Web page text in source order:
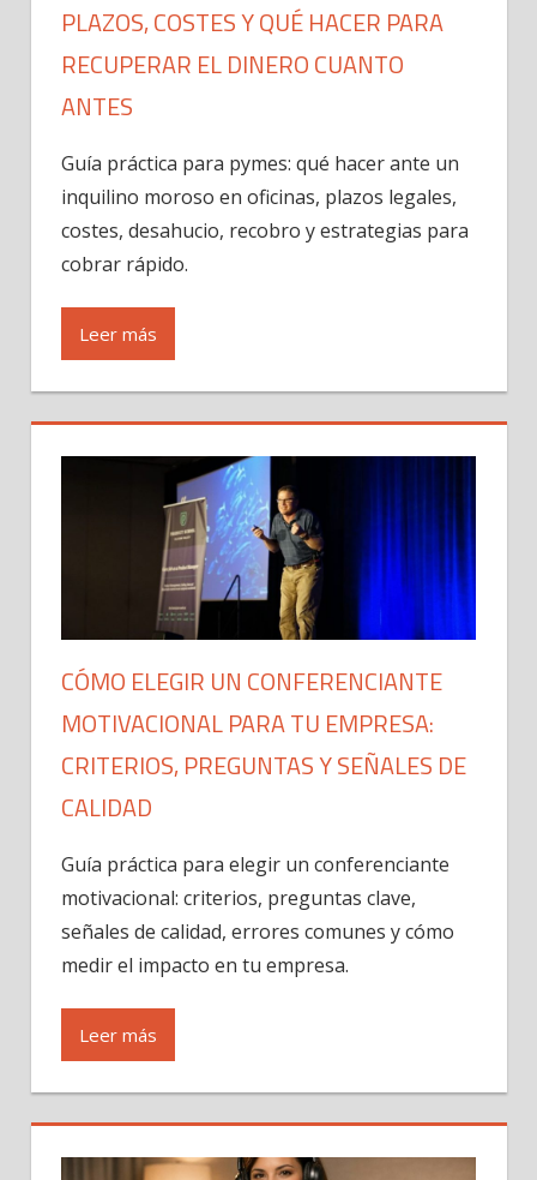
PLAZOS, COSTES Y QUÉ HACER PARA
RECUPERAR EL DINERO CUANTO
ANTES
Guía práctica para pymes: qué hacer ante un
inquilino moroso en oficinas, plazos legales,
costes, desahucio, recobro y estrategias para
cobrar rápido.
Leer más
CÓMO ELEGIR UN CONFERENCIANTE
MOTIVACIONAL PARA TU EMPRESA:
CRITERIOS, PREGUNTAS Y SEÑALES DE
CALIDAD
Guía práctica para elegir un conferenciante
motivacional: criterios, preguntas clave,
señales de calidad, errores comunes y cómo
medir el impacto en tu empresa.
Leer más